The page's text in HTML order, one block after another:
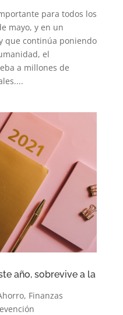
para todos los
mayo, y en un
que continúa poniendo
el
a millones de
año, sobrevive a la
, Finanzas